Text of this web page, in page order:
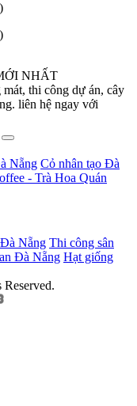
NHẤT
thi công dự án, cây
liên hệ ngay với
Nẵng Cỏ nhân tạo Đà
- Trà Hoa Quán
Nẵng Thi công sân
Đà Nẵng Hạt giống